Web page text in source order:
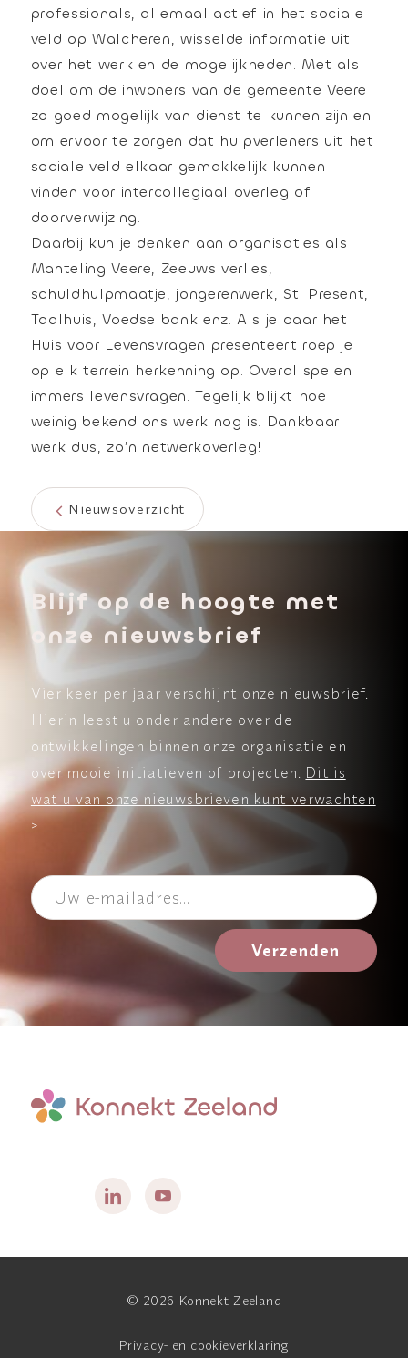
WAAR BEN JE NAAR OP ZOEK?
professionals, allemaal actief in het sociale
veld op Walcheren, wisselde informatie uit
over het werk en de mogelijkheden. Met als
doel om de inwoners van de gemeente Veere
zo goed mogelijk van dienst te kunnen zijn en
om ervoor te zorgen dat hulpverleners uit het
sociale veld elkaar gemakkelijk kunnen
vinden voor intercollegiaal overleg of
doorverwijzing.
Daarbij kun je denken aan organisaties als
Manteling Veere, Zeeuws verlies,
schuldhulpmaatje, jongerenwerk, St. Present,
Taalhuis, Voedselbank enz. Als je daar het
Huis voor Levensvragen presenteert roep je
op elk terrein herkenning op. Overal spelen
immers levensvragen. Tegelijk blijkt hoe
weinig bekend ons werk nog is. Dankbaar
werk dus, zo’n netwerkoverleg!
Nieuwsoverzicht
Blijf op de hoogte met
onze nieuwsbrief
Vier keer per jaar verschijnt onze nieuwsbrief.
Hierin leest u onder andere over de
ontwikkelingen binnen onze organisatie en
over mooie initiatieven of projecten. Dit is
wat u van onze nieuwsbrieven kunt verwachten
>
Verzenden
© 2026 Konnekt Zeeland
Privacy- en cookieverklaring